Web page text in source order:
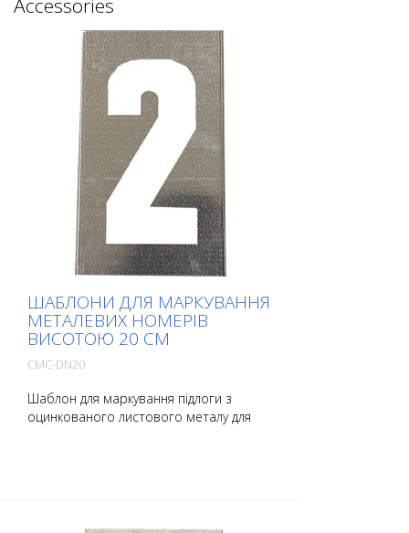
Accessories
ШАБЛОНИ ДЛЯ МАРКУВАННЯ
МЕТАЛЕВИХ НОМЕРІВ
ВИСОТОЮ 20 СМ
CMC-DN20
Шаблон для маркування підлоги з
оцинкованого листового металу для